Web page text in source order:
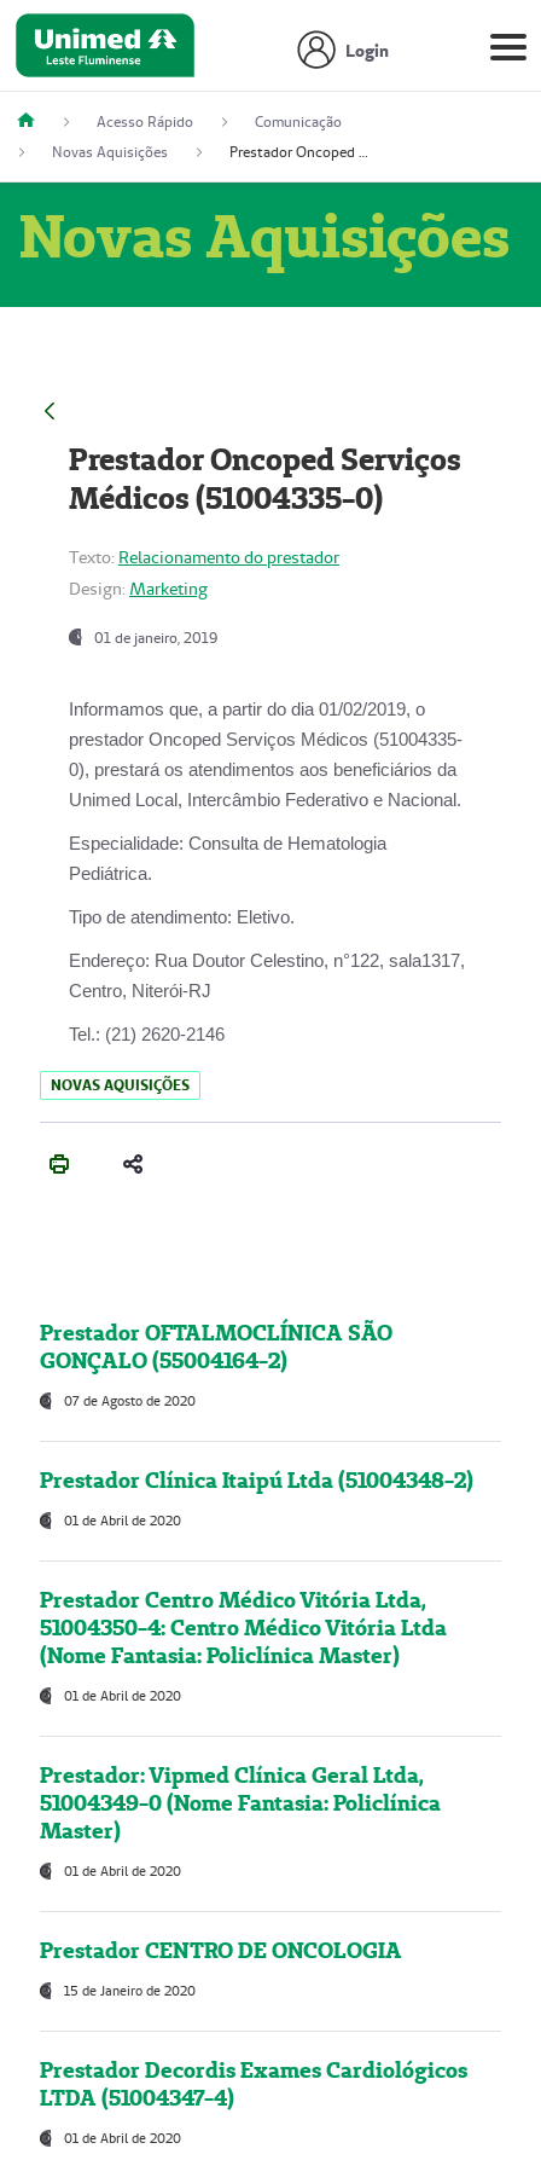
Login
Acesso Rápido
Comunicação
Novas Aquisições
Prestador Oncoped Serviços Médicos (51004335-0)
Novas Aquisições
Prestador Oncoped Serviços
Médicos (51004335-0)
Texto: Relacionamento do prestador
Design: Marketing
01 de janeiro, 2019
Informamos que, a partir do dia 01/02/2019, o
prestador Oncoped Serviços Médicos (51004335-
0), prestará os atendimentos aos beneficiários da
Unimed Local, Intercâmbio Federativo e Nacional.
Especialidade: Consulta de Hematologia
Pediátrica.
Tipo de atendimento: Eletivo.
Endereço: Rua Doutor Celestino, n°122, sala1317,
Centro, Niterói-RJ
Tel.: (21) 2620-2146
NOVAS AQUISIÇÕES
Prestador OFTALMOCLÍNICA SÃO
GONÇALO (55004164-2)
07 de Agosto de 2020
Prestador Clínica Itaipú Ltda (51004348-2)
01 de Abril de 2020
Prestador Centro Médico Vitória Ltda,
51004350-4: Centro Médico Vitória Ltda
(Nome Fantasia: Policlínica Master)
01 de Abril de 2020
Prestador: Vipmed Clínica Geral Ltda,
51004349-0 (Nome Fantasia: Policlínica
Master)
01 de Abril de 2020
Prestador CENTRO DE ONCOLOGIA
15 de Janeiro de 2020
Prestador Decordis Exames Cardiológicos
LTDA (51004347-4)
01 de Abril de 2020